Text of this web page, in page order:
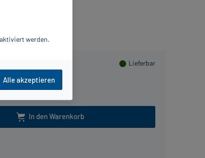
Lieferbar
In den Warenkorb
werden.
Alle akzeptieren